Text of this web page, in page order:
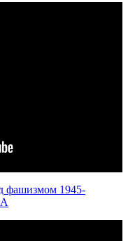
фашизмом 1945-